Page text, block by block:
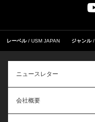
レーベル USM JAPAN ジャンル
ニュースレター
会社概要